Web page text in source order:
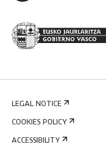
LEGAL NOTICE
COOKIES POLICY
ACCESSIBILITY